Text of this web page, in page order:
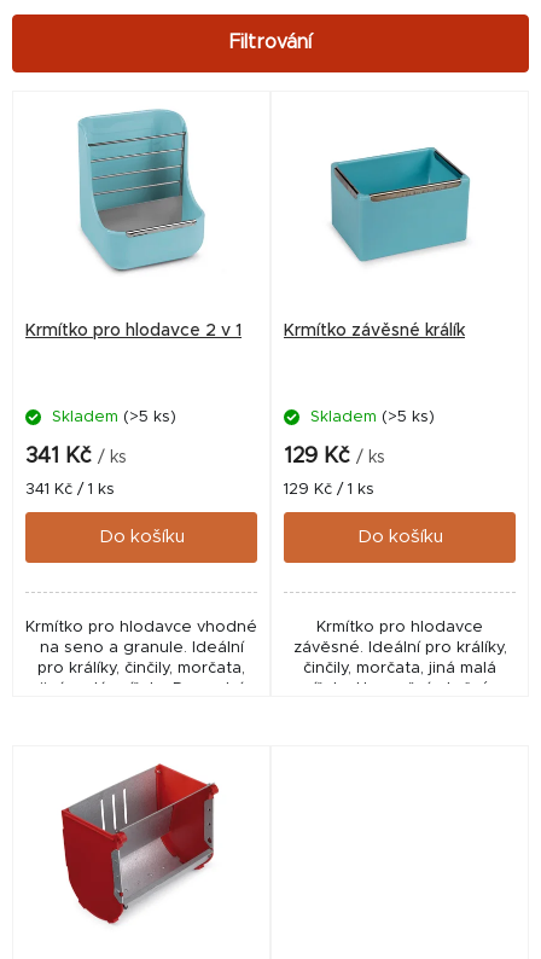
Krmítko pro hlodavce 2 v 1
Skladem (>5 ks)
341 Kč / ks
Měrná
cena:
341 Kč / 1 ks
Do košíku
Krmítko pro hlodavce vhodné
na seno a granule. Ideální
pro králíky, činčily, morčata,
jiná malá zvířata. Do zadní
Krmítko závěsné králík
Skladem (>5 ks)
129 Kč / ks
Měrná
cena:
129 Kč / 1 ks
Do košíku
Krmítko pro hlodavce
závěsné. Ideální pro králíky,
činčily, morčata, jiná malá
zvířata. Upevnění otočným